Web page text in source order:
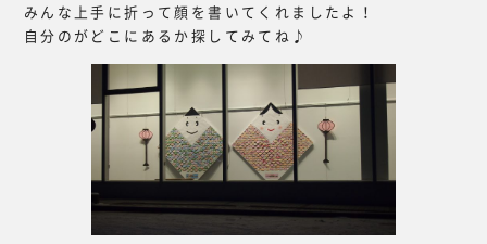
みんな上手に折って顔を書いてくれましたよ！
自分のがどこにあるか探してみてね♪